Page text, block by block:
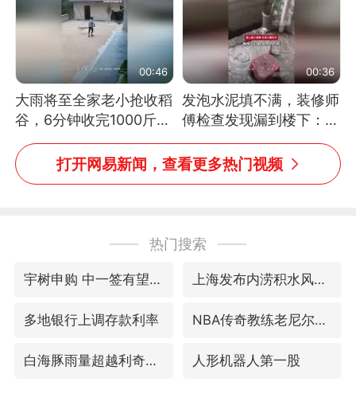
00:46
大雨将至全家老小抢收稻
谷，6分钟收完1000斤，
没有一个人掉链子
00:36
发泡水泥填不满，装修师
傅检查发现漏到楼下：出
风口未延伸到外墙
打开网易新闻，查看更多热门视频
热门搜索
宇树申购 中一签有望赚20万元 上海发布内涝积水风险提示
多地银行上调存款利率 NBA传奇教练老尼尔森去世
白海豚雨量超越利奇马、巴威 人形机器人第一股